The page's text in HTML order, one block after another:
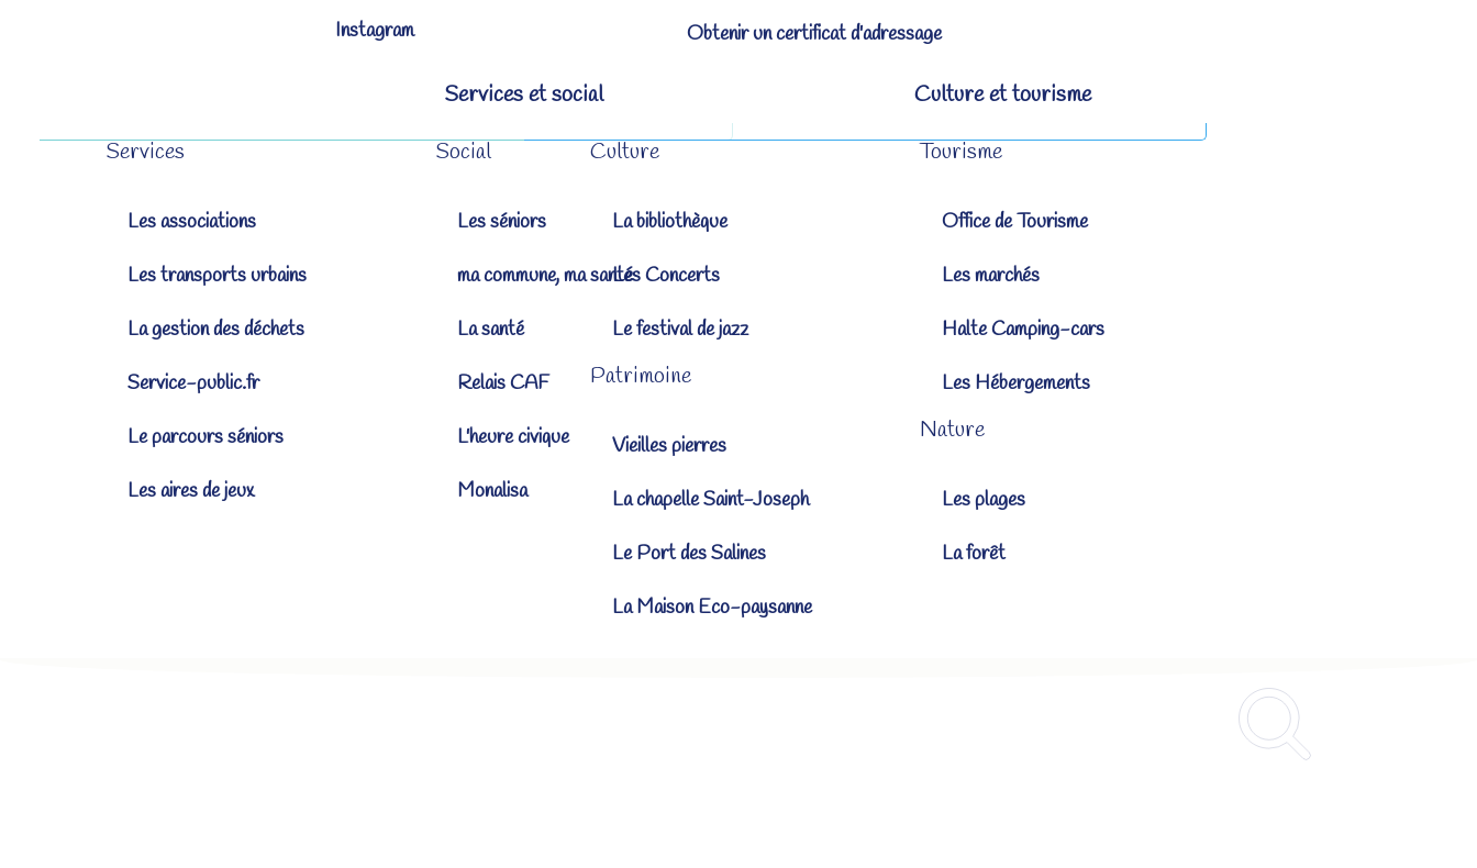
Instagram Obtenir un certificat d'adressage
Services et social
Services
Les associations
Les transports urbains
La gestion des déchets
Service-public.fr
Le parcours séniors
Les aires de jeux
Social
Les séniors
ma commune, ma santé
La santé
Relais CAF
L'heure civique
Monalisa
Culture et tourisme
Culture
La bibliothèque
Les Concerts
Le festival de jazz
Patrimoine
Vieilles pierres
La chapelle Saint-Joseph
Le Port des Salines
La Maison Eco-paysanne
Tourisme
Office de Tourisme
Les marchés
Halte Camping-cars
Les Hébergements
Nature
Les plages
La forêt